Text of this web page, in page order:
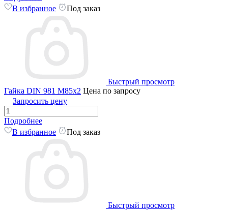
В избранное
Под заказ
Быстрый просмотр
Гайка DIN 981 M85x2 Цена по запросу
Запросить цену
Подробнее
В избранное
Под заказ
Быстрый просмотр